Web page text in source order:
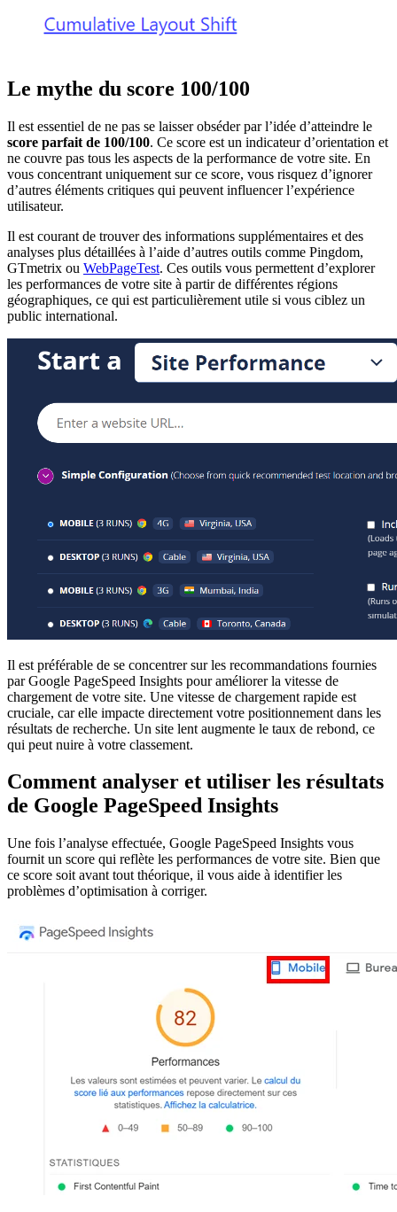
Le mythe du score 100/100
Il est essentiel de ne pas se laisser obséder par l’idée d’atteindre le
score parfait de 100/100. Ce score est un indicateur d’orientation et
ne couvre pas tous les aspects de la performance de votre site. En
vous concentrant uniquement sur ce score, vous risquez d’ignorer
d’autres éléments critiques qui peuvent influencer l’expérience
utilisateur.
Il est courant de trouver des informations supplémentaires et des
analyses plus détaillées à l’aide d’autres outils comme Pingdom,
GTmetrix ou WebPageTest. Ces outils vous permettent d’explorer
les performances de votre site à partir de différentes régions
géographiques, ce qui est particulièrement utile si vous ciblez un
public international.
Il est préférable de se concentrer sur les recommandations fournies
par Google PageSpeed Insights pour améliorer la vitesse de
chargement de votre site. Une vitesse de chargement rapide est
cruciale, car elle impacte directement votre positionnement dans les
résultats de recherche. Un site lent augmente le taux de rebond, ce
qui peut nuire à votre classement.
Comment analyser et utiliser les résultats
de Google PageSpeed Insights
Une fois l’analyse effectuée, Google PageSpeed Insights vous
fournit un score qui reflète les performances de votre site. Bien que
ce score soit avant tout théorique, il vous aide à identifier les
problèmes d’optimisation à corriger.